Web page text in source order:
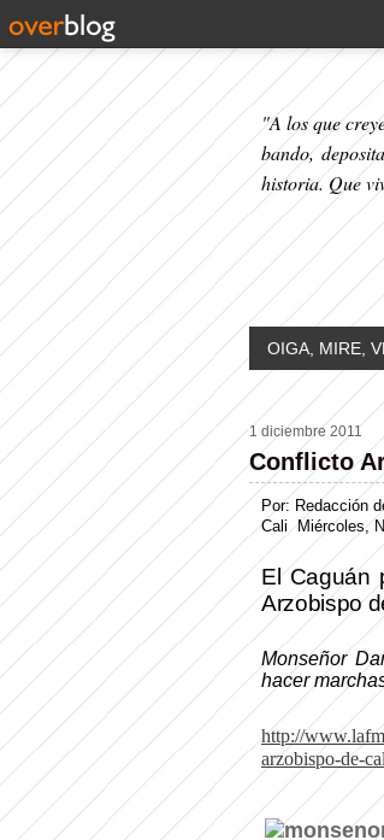
"A los que
bando,
historia. Que
OIGA, MIRE,
1 diciembre 2011
Conflicto
Por: Redacción
Cali
Miércoles,
El Caguán
Arzobispo
Monseñor
hacer
http://
arzobispo-de-